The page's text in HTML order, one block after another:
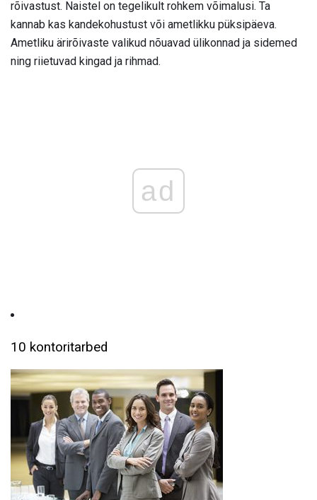
rõivastust. Naistel on tegelikult rohkem võimalusi. Ta
kannab kas kandekohustust või ametlikku püksipäeva.
Ametliku ärirõivaste valikud nõuavad ülikonnad ja sidemed
ning riietuvad kingad ja rihmad.
ad
10 kontoritarbed